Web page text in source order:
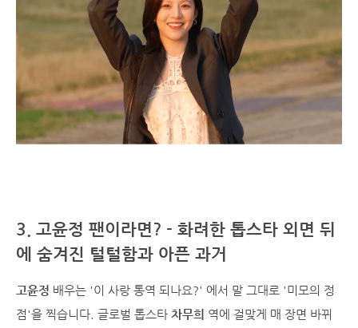
3. 고윤정 팬이라면? - 화려한 톱스타 외면 뒤
에 숨겨진 털털함과 아픈 과거
고윤정 배우는 '이 사랑 통역 되나요?' 에서 말 그대로 '미모의 정
점'을 찍습니다. 글로벌 톱스타 차무희 역에 걸맞게 매 장면 바뀌